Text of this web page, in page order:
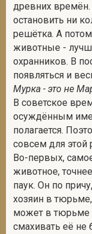
древних времён.
остановить ни
решётка. А
животные -
охранников. В
появляться и
Мурка - это не
В советское
осуждённым
полагается.
совсем для
Во-первых,
животное,
паук. Он по
хозяин в
может в тюрьме
смахивать её не